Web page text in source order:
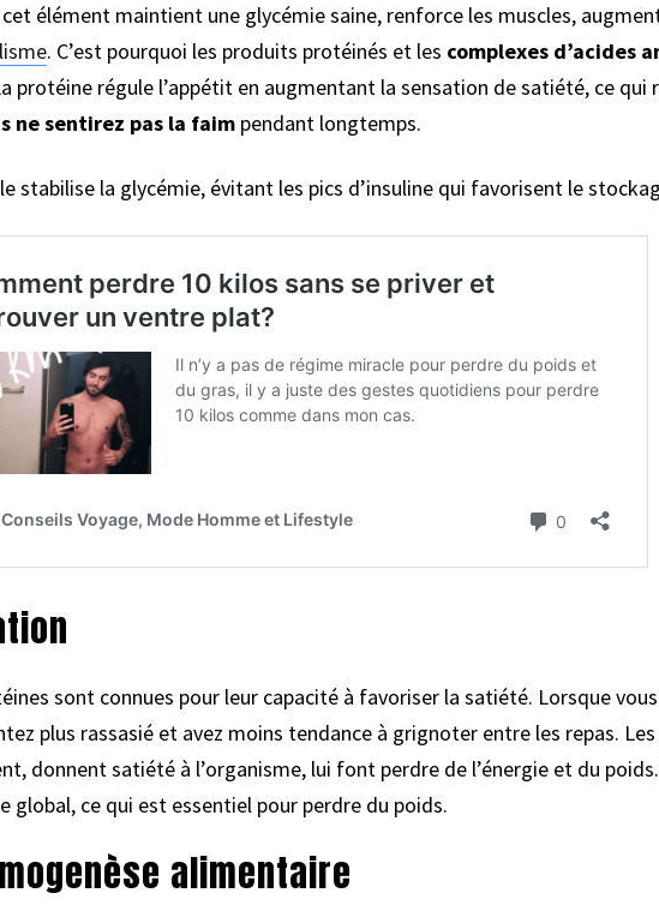
cet élément maintient une glycémie saine, renforce les muscles,
. C’est pourquoi les produits protéinés et les complexes d’acides
protéine régule l’appétit en augmentant la sensation de satiété, ce
ne sentirez pas la faimpendant longtemps.
stabilise la glycémie, évitant les pics d’insuline qui favorisent le
sont connues pour leur capacité à favoriser la satiété. Lorsque
plus rassasié et avez moins tendance à grignoter entre les repas.
donnent satiété à l’organisme, lui font perdre de l’énergie et du
global, ce qui est essentiel pour perdre du poids.
alimentaire